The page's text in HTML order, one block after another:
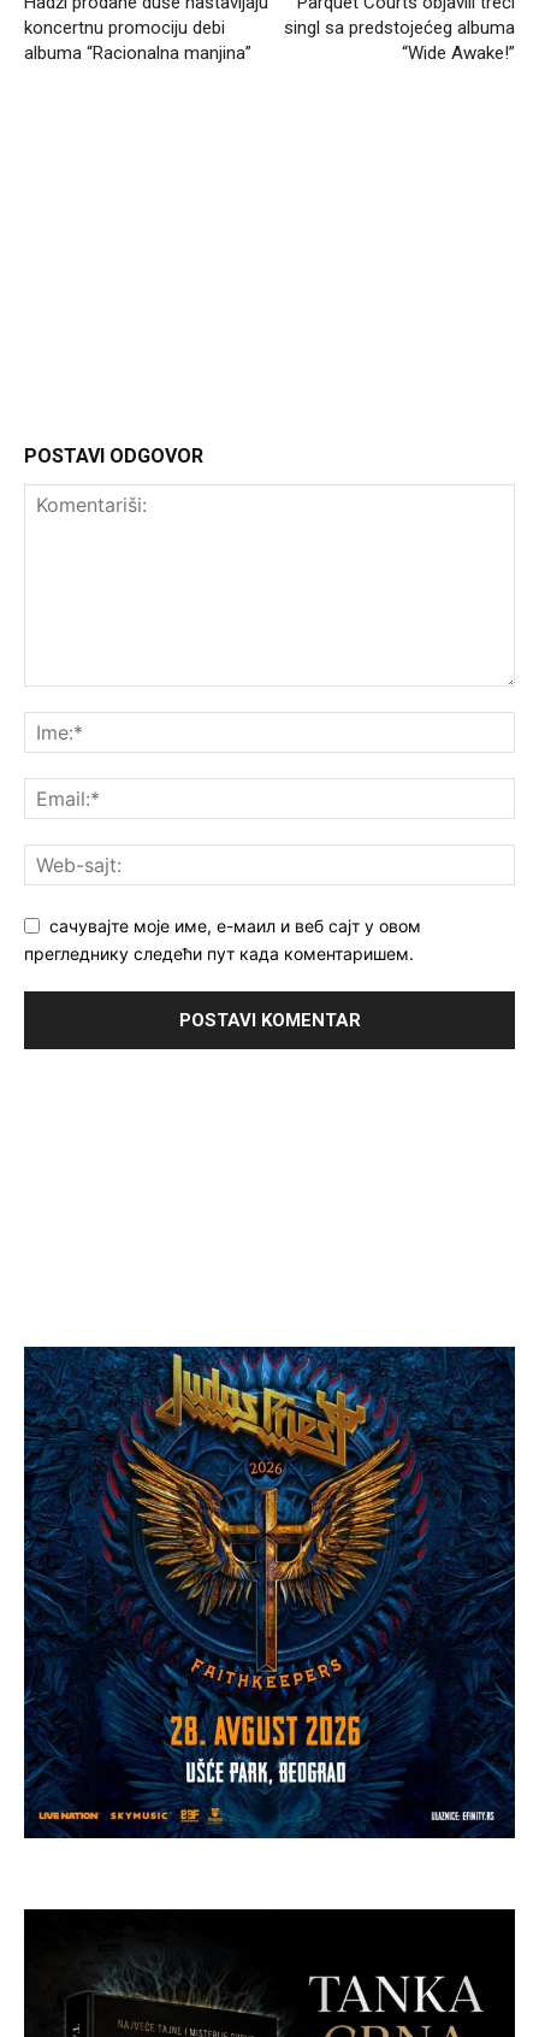
koncertnu promociju debi
albuma “Racionalna manjina”
singl sa predstojećeg albuma
“Wide Awake!”
POSTAVI ODGOVOR
сачувајте моје име, е-маил и веб сајт у овом
прегледнику следећи пут када коментаришем.